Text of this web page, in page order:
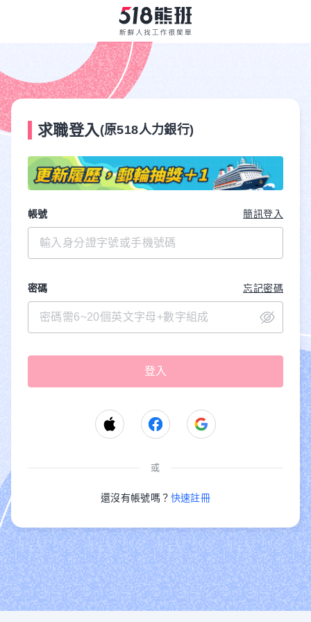
求職登入 (原518人力銀行)
帳號 簡訊登入
密碼 忘記密碼
或
還沒有帳號嗎？ 快速註冊